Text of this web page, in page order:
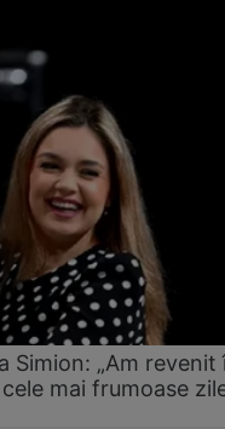
Simion: „Am revenit
mai frumoase